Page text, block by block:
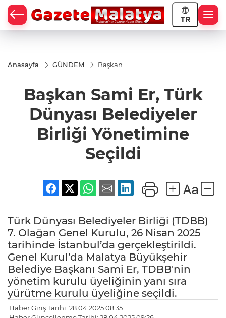
TR
Anasayfa GÜNDEM
Başkan
Dünyası
Belediyeler
Yönetimine
Seçildi
Başkan Sami Er, Türk
Dünyası Belediyeler
Birliği Yönetimine
Seçildi
Türk Dünyası Belediyeler Birliği (TDBB)
7. Olağan Genel Kurulu, 26 Nisan 2025
tarihinde İstanbul’da gerçekleştirildi.
Genel Kurul’da Malatya Büyükşehir
Belediye Başkanı Sami Er, TDBB'nin
yönetim kurulu üyeliğinin yanı sıra
yürütme kurulu üyeliğine seçildi.
Haber Giriş Tarihi: 28.04.2025 08:35